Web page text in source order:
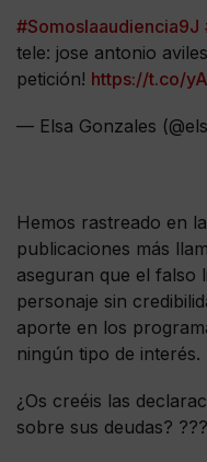
#Somoslaaudiencia9J
tele: jose antonio
petición! https://t.co/
— Elsa Gonzales
Hemos rastreado en
publicaciones más
aseguran que el falso
personaje sin
aporte en los
ningún tipo de interés.
¿Os creéis las
sobre sus deudas?